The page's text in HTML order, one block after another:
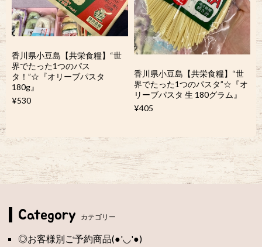
香川県小豆島【共栄食糧】“世
界でたった1つのパス
タ！”☆『オリーブパスタ
180g』
¥530
香川県小豆島【共栄食糧】“世
界でたった1つのパスタ”☆『オ
リーブパスタ 生 180グラム』
¥405
Category カテゴリー
◎お客様別ご予約商品(●'◡'●)